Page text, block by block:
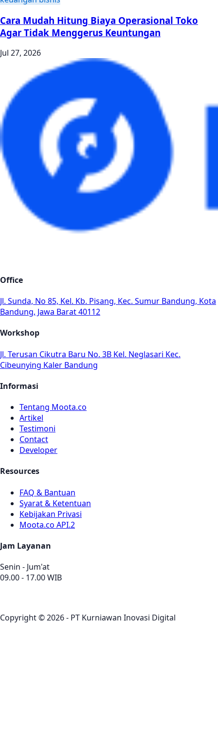
Cara Mudah Hitung Biaya Operasional Toko
Agar Tidak Menggerus Keuntungan
Jul 27, 2026
Office
Jl. Sunda, No 85, Kel. Kb. Pisang, Kec. Sumur Bandung, Kota
Bandung, Jawa Barat 40112
Workshop
Jl. Terusan Cikutra Baru No. 3B Kel. Neglasari Kec.
Cibeunying Kaler Bandung
Informasi
Tentang Moota.co
Artikel
Testimoni
Contact
Developer
Resources
FAQ & Bantuan
Syarat & Ketentuan
Kebijakan Privasi
Moota.co API.2
Jam Layanan
Senin - Jum'at
09.00 - 17.00 WIB
Copyright © 2026 - PT Kurniawan Inovasi Digital